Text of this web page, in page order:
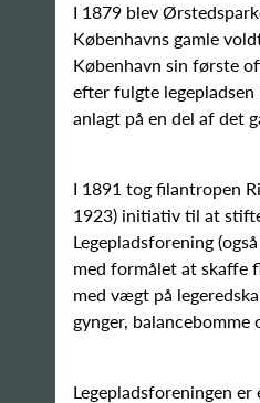
I 1879 blev
Københavns gamle
København sin første
efter fulgte
anlagt på en del af det
I 1891 tog filantropen
1923) initiativ til at
Legepladsforening
med formålet at skaffe
med vægt på
gynger, balancebomme
Legepladsforeningen